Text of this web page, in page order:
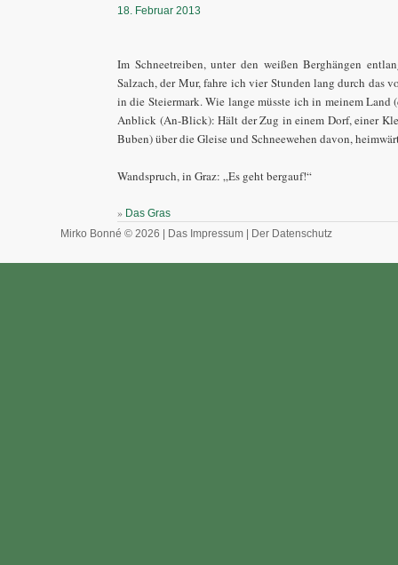
18. Februar 2013
Im Schneetreiben, unter den weißen Berghängen
Salzach, der Mur, fahre ich vier Stunden lang durch das
in die Steiermark. Wie lange müsste ich in meinem Land
Anblick (An-Blick): Hält der Zug in einem Dorf, einer
Buben) über die Gleise und Schneewehen davon,
Wandspruch, in Graz: „Es geht bergauf!“
» Das Gras
Mirko Bonné © 2026 |
Das Impressum Der Datenschutz